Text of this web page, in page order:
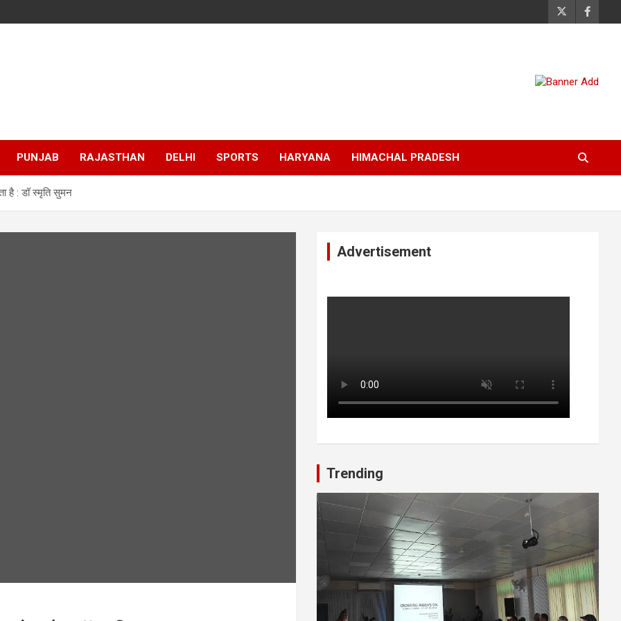
PUNJAB RAJASTHAN DELHI SPORTS HARYANA HIMACHAL PRADESH
है : डॉ स्मृति सुमन
Advertisement
Trending